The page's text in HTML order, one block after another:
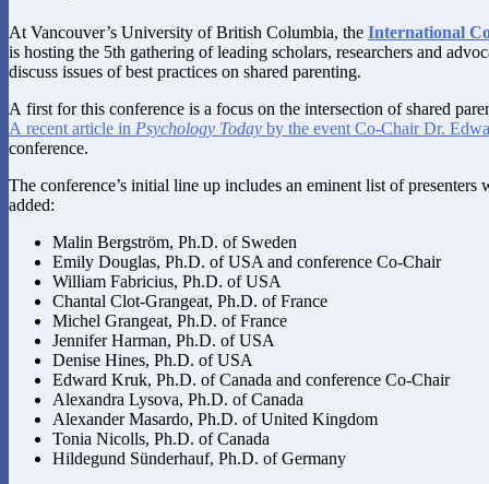
At Vancouver’s University of British Columbia, the International
is hosting the 5th gathering of leading scholars, researchers and
discuss issues of best practices on shared parenting.
A first for this conference is a focus on the intersection of shared
A recent article in Psychology Today by the event Co-Chair Dr.
conference.
The conference’s initial line up includes an eminent list of presenters
added:
Malin Bergström, Ph.D. of Sweden
Emily Douglas, Ph.D. of USA and conference Co-Chair
William Fabricius, Ph.D. of USA
Chantal Clot-Grangeat, Ph.D. of France
Michel Grangeat, Ph.D. of France
Jennifer Harman, Ph.D. of USA
Denise Hines, Ph.D. of USA
Edward Kruk, Ph.D. of Canada and conference Co-Chair
Alexandra Lysova, Ph.D. of Canada
Alexander Masardo, Ph.D. of United Kingdom
Tonia Nicolls, Ph.D. of Canada
Hildegund Sünderhauf, Ph.D. of Germany